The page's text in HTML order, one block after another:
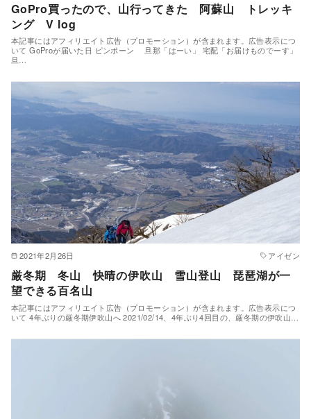
GoPro買ったので、山行ってきた 阿蘇山 トレッキ
ング V log
本記事にはアフィリエイト広告（プロモーション）が含まれます。広告表示につ
いて GoProが届いた日 ピンポーン 旦那「はーい」 宅配「お届けものでーす」
旦…
2021年2月26日 アイゼン
厳冬期 冬山 快晴の伊吹山 雪山登山 琵琶湖が一
望できる百名山
本記事にはアフィリエイト広告（プロモーション）が含まれます。広告表示につ
いて 4年ぶりの厳冬期伊吹山へ 2021/02/14、4年ぶり4回目の、厳冬期の伊吹山…